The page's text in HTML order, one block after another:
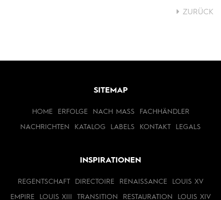
ZURÜCK
SITEMAP
HOME ERFOLGE NACH MASS FACHHÄNDLER
NACHRICHTEN KATALOG LABELS KONTAKT LEGALS
INSPIRATIONEN
REGENTSCHAFT DIRECTOIRE RENAISSANCE LOUIS XV
EMPIRE LOUIS XIII TRANSITION RESTAURATION LOUIS XIV